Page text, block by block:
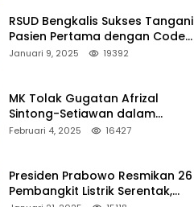
RSUD Bengkalis Sukses Tangani
Pasien Pertama dengan Code
Stroke
Januari 9, 2025 19392
MK Tolak Gugatan Afrizal
Sintong-Setiawan dalam
Sengketa Pilkada Rokan Hilir
Februari 4, 2025 16427
Presiden Prabowo Resmikan 26
Pembangkit Listrik Serentak,